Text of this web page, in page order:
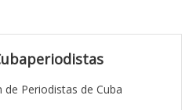
de Periodistas de Cuba